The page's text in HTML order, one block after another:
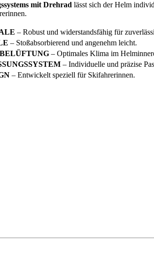
mit Drehrad lässt sich der Helm
– Robust und widerstandsfähig für
– Stoßabsorbierend und angenehm leicht.
– Optimales Klima im
– Individuelle und präzise
– Entwickelt speziell für Skifahrerinnen.